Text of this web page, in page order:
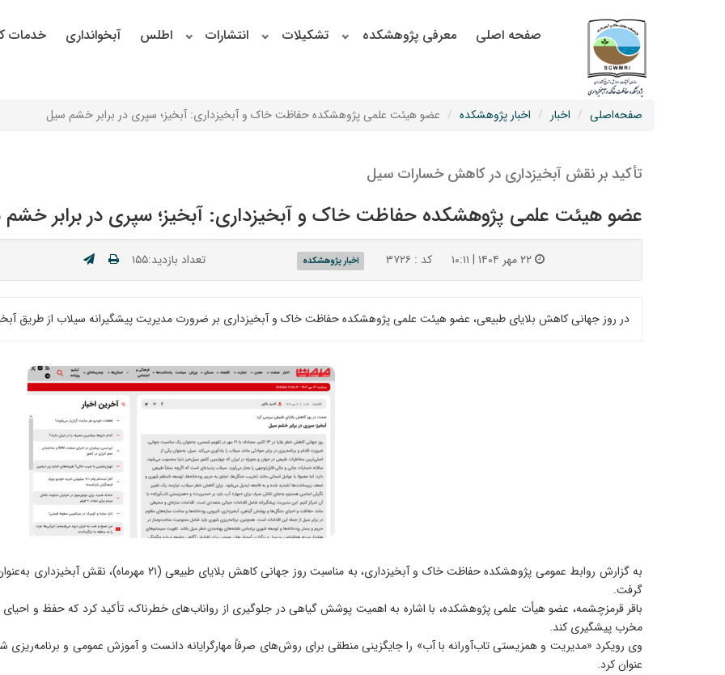
صفحه اصلی معرفی پژوهشکده تشکیلات انتشارات اطلس آبخوانداری خدمات
صفحه‌اصلی اخبار اخبار پژوهشکده عضو هیئت علمی پژوهشکده حفاظت خاک و آبخیزداری: آبخیز؛ سپری در برابر خشم سیل
تأکید بر نقش آبخیزداری در کاهش خسارات سیل
عضو هیئت علمی پژوهشکده حفاظت خاک و آبخیزداری: آبخیز؛ سپری در برابر
۲۲ مهر ۱۴۰۴ | ۱۰:۱۱ کد : ۳۷۲۶ اخبار پژوهشکده تعداد بازدید:۱۵۵
در روز جهانی کاهش بلایای طبیعی، عضو هیئت علمی پژوهشکده حفاظت خاک و آبخیزداری بر ضرورت مدیریت پیشگیرانه سیلاب از طریق
به گزارش روابط عمومی پژوهشکده حفاظت خاک و آبخیزداری، به
گرفت.
باقر قرمزچشمه، عضو هیأت علمی پژوهشکده، با اشاره به اهمیت پوشش گیاهی در جلوگیری از رواناب‌های خطرناک، تأکید کرد که حفظ و
مخرب پیشگیری کند.
وی رویکرد «مدیریت و همزیستی تاب‌آورانه با آب» را جایگزینی منطقی برای روش‌های صرفاً مهارگرایانه دانست و آموزش عمومی و برنامه‌ریزی
عنوان کرد.